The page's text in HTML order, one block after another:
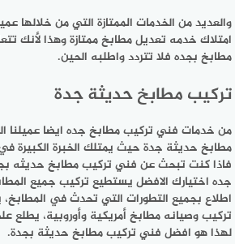
والعديد من الخدمات الممتازة التي من خلالها
امتلاك خدمه تعديل مطابخ ممتازة وهذا لأنك
مطابخ بجده فلا تتردد واطلبه الحين.
تركيب مطابخ حديثة جدة
من خدمات فني تركيب مطابخ جده ايضا
مطابخ حديثة جدة حيث يمتلك الخبرة الكبيرة
فاذا كنت تبحث عن فني تركيب مطابخ حديثه
جده اختيارك الافضل يستطيع تركيب جميع
اطلاع بجميع التطورات التي تحدث في المطابخ،
تركيب وصيانه مطابخ أمريكية وأوروبية،
لهذا هو افضل فني تركيب مطابخ حديثة بجدة.